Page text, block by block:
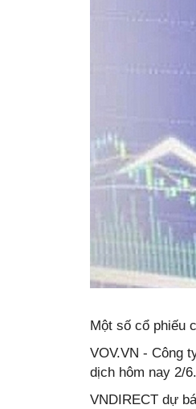
Một số cổ phiếu
VOV.VN - Công
dịch hôm nay 2/6.
VNDIRECT dự